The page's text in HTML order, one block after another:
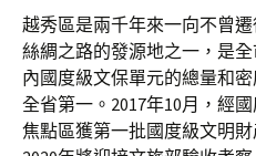
越秀區是兩千年來一向不曾
絲綢之路的發源地之一，是
內國度級文保單元的總量和
全省第一。2017年10月，經
焦點區獲第一批國度級文明